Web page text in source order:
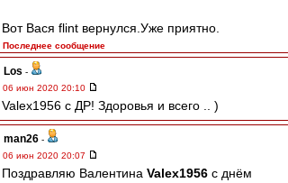
Вот Вася flint вернулся.Уже приятно.
Последнее сообщение
Los -
06 июн 2020 20:10
Valex1956 с ДР! Здоровья и всего .. )
man26 -
06 июн 2020 20:07
Поздравляю Валентина Valex1956 с днём